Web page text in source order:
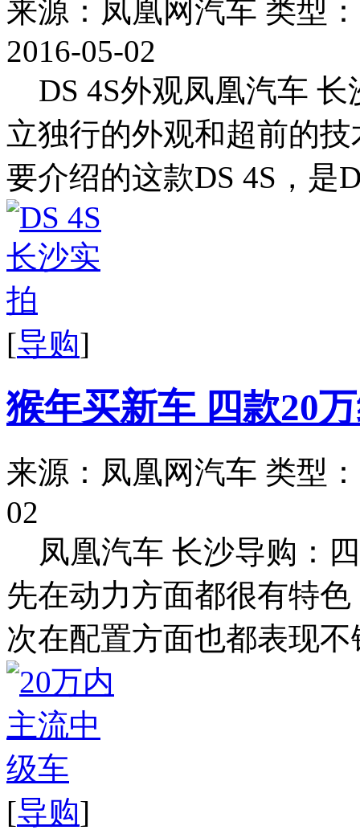
来源：凤凰网汽车 类型
2016-05-02
DS 4S外观凤凰汽车
立独行的外观和超前的
要介绍的这款DS 4S，是
[导购]
猴年买新车 四款20
来源：凤凰网汽车 类型
02
凤凰汽车 长沙导购：
先在动力方面都很有特
次在配置方面也都表现不
[导购]